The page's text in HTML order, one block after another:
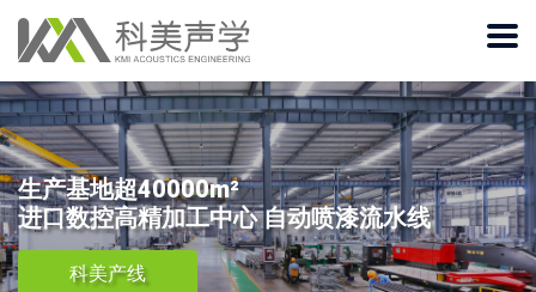
生产基地超40000m²
进口数控高精加工中心 自动喷漆流水线
科美产线